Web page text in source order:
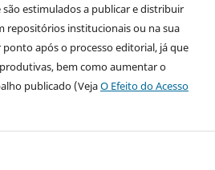
estimulados a publicar e distribuir
repositórios institucionais ou na sua
após o processo editorial, já que
bem como aumentar o
publicado (VejaO Efeito do Acesso